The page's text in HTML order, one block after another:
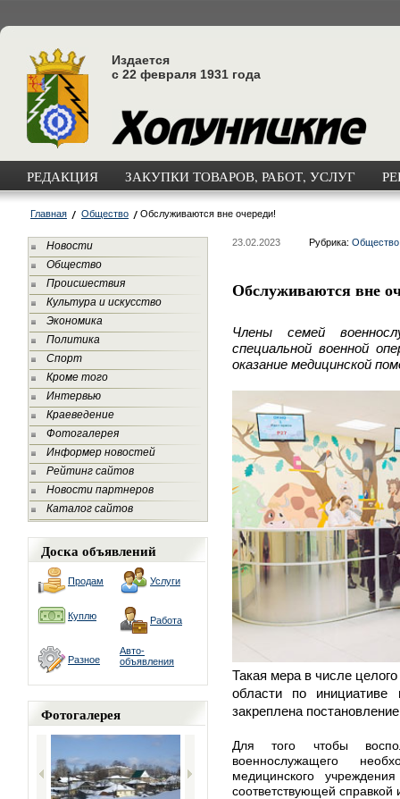
Издается
с 22 февраля 1931 года
РЕДАКЦИЯ ЗАКУПКИ ТОВАРОВ, РАБОТ, УСЛУГ
Главная Общество Обслуживаются вне очереди!
Новости
Общество
Происшествия
Культура и искусство
Экономика
Политика
Спорт
Кроме того
Интервью
Краеведение
Фотогалерея
Информер новостей
Рейтинг сайтов
Новости партнеров
Каталог сайтов
Доска объявлений
Продам Услуги
Куплю Работа
Разное
Авто-
объявления
Фотогалерея
23.02.2023 Рубрика: Общество
Обслуживаются вне
Члены семей
специальной военной
оказание медицинской
Такая мера в числе целого
области
по инициативе
закреплена
Для того чтобы
военнослужащего
медицинского
соответствующей справкой